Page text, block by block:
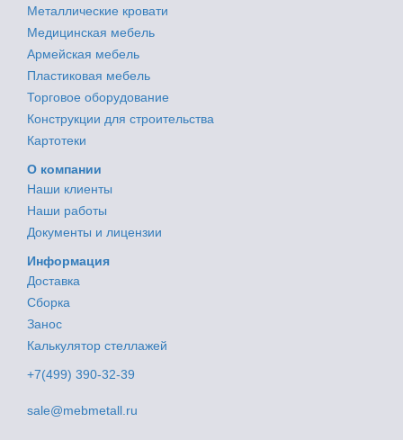
Металлические кровати
Медицинская мебель
Армейская мебель
Пластиковая мебель
Торговое оборудование
Конструкции для строительства
Картотеки
О компании
Наши клиенты
Наши работы
Документы и лицензии
Информация
Доставка
Сборка
Занос
Калькулятор стеллажей
+7(499) 390-32-39
sale@mebmetall.ru